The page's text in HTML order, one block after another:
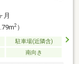
月
2）
駐車場(近隣含)
南向き